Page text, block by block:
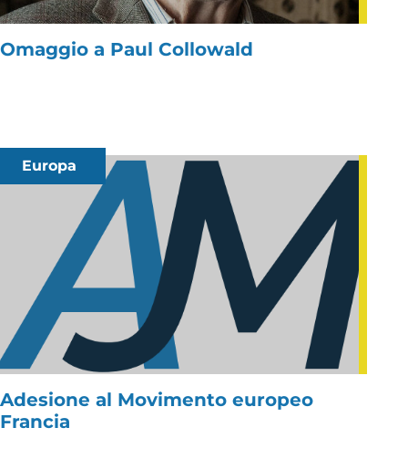
Omaggio a Paul Collowald
Europa
Adesione al Movimento europeo
Francia